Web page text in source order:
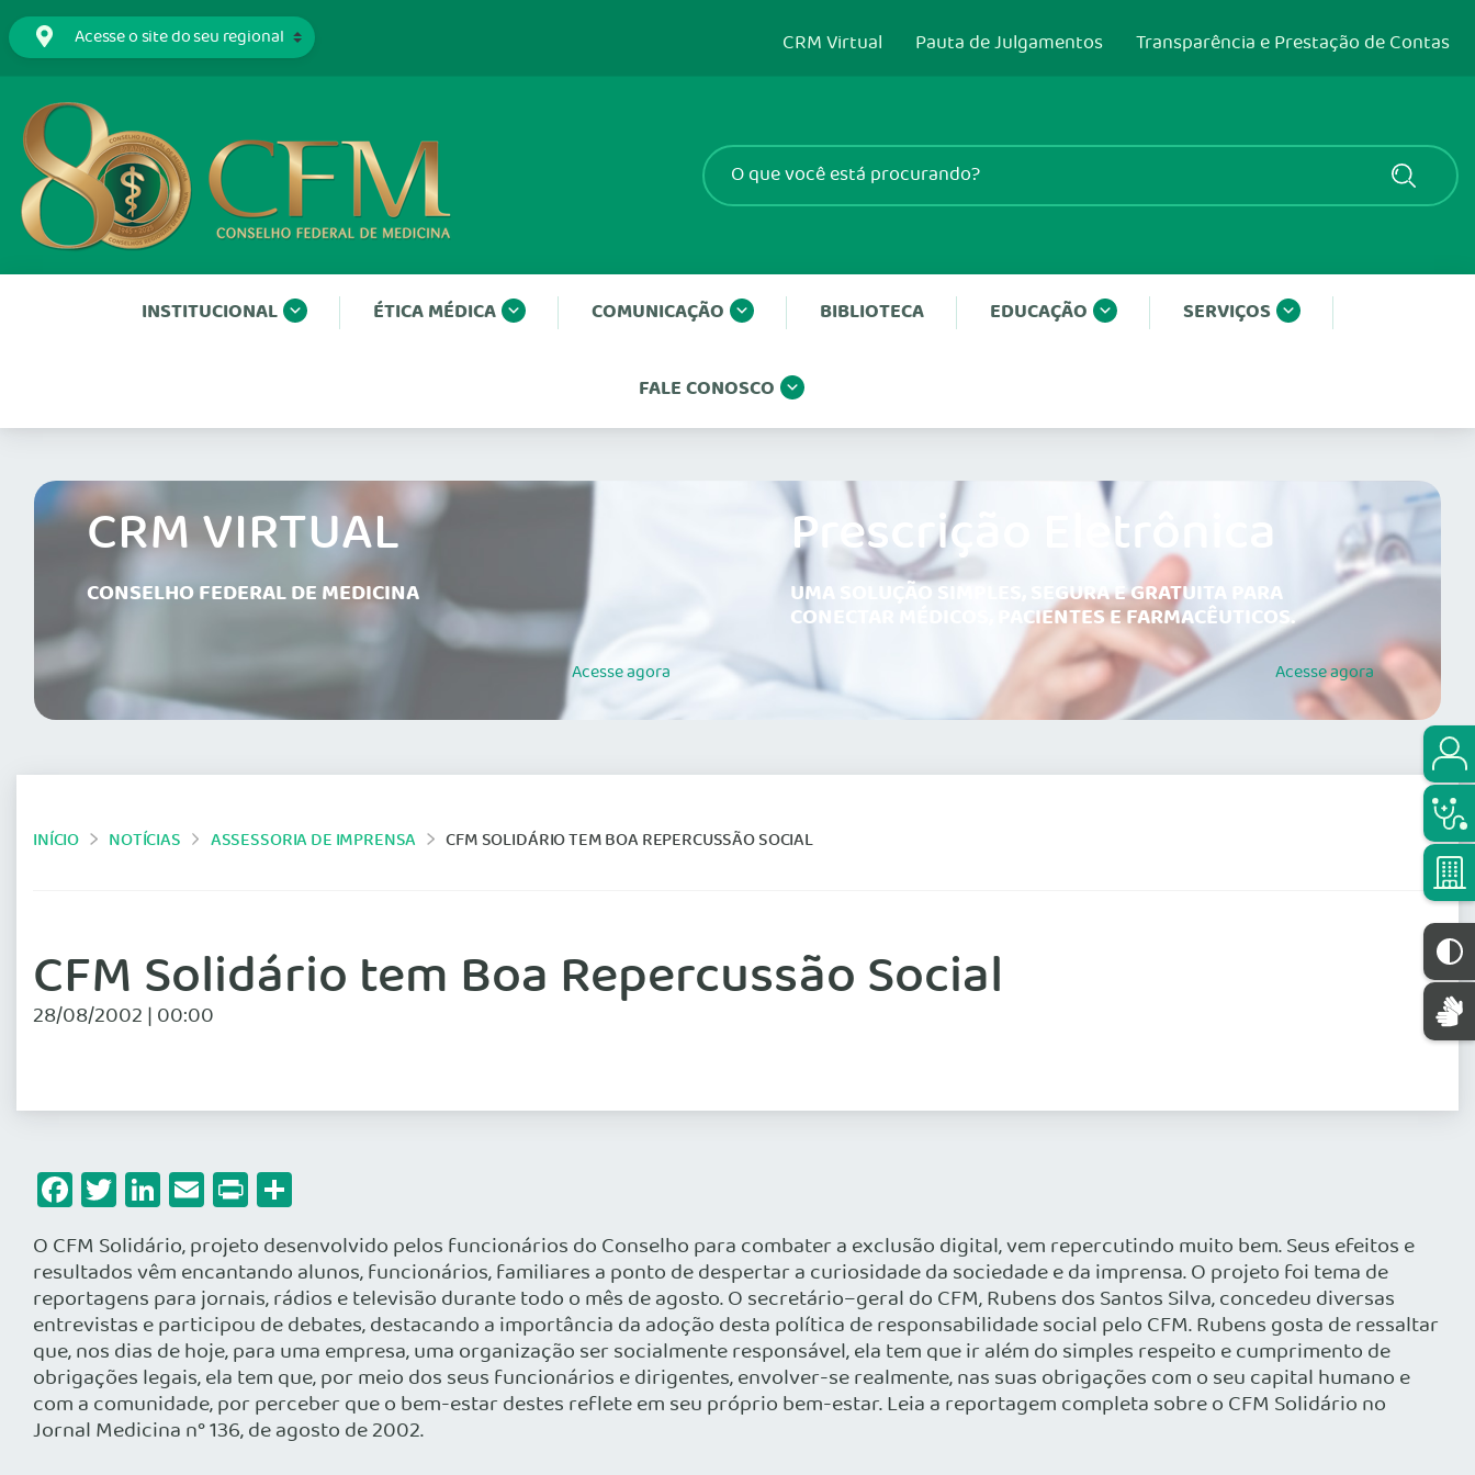
CRM Virtual Pauta de Julgamentos Transparência e Prestação de Contas
INSTITUCIONAL ÉTICA MÉDICA COMUNICAÇÃO BIBLIOTECA EDUCAÇÃO SERVIÇOS
FALE CONOSCO
CRM VIRTUAL
CONSELHO FEDERAL DE MEDICINA
Acesseagora
Prescrição Eletrônica
UMA SOLUÇÃO SIMPLES, SEGURA E GRATUITA PARA
CONECTAR MÉDICOS, PACIENTES E FARMACÊUTICOS.
Acesseagora
INÍCIO NOTÍCIAS ASSESSORIA DE IMPRENSA CFM SOLIDÁRIO TEM BOA REPERCUSSÃO SOCIAL
CFM Solidário tem Boa Repercussão Social
28/08/2002 | 00:00
Facebook
Twitter
LinkedIn
Email
Print
O CFM Solidário, projeto desenvolvido pelos funcionários do Conselho para combater a exclusão digital, vem repercutindo muito bem. Seus efeitos e
resultados vêm encantando alunos, funcionários, familiares a ponto de despertar a curiosidade da sociedade e da imprensa. O projeto foi tema de
reportagens para jornais, rádios e televisão durante todo o mês de agosto. O secretário–geral do CFM, Rubens dos Santos Silva, concedeu diversas
entrevistas e participou de debates, destacando a importância da adoção desta política de responsabilidade social pelo CFM. Rubens gosta de ressaltar
que, nos dias de hoje, para uma empresa, uma organização ser socialmente responsável, ela tem que ir além do simples respeito e cumprimento de
obrigações legais, ela tem que, por meio dos seus funcionários e dirigentes, envolver-se realmente, nas suas obrigações com o seu capital humano e
com a comunidade, por perceber que o bem-estar destes reflete em seu próprio bem-estar. Leia a reportagem completa sobre o CFM Solidário no
Jornal Medicina n° 136, de agosto de 2002.